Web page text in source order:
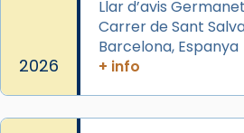
2 weeks ago
Aquest dilluns, 27 de juliol,
missa d’acció de gràcies
2026
Llar d’avis
Carrer de Sant
Barcelona, Espanya
+ info